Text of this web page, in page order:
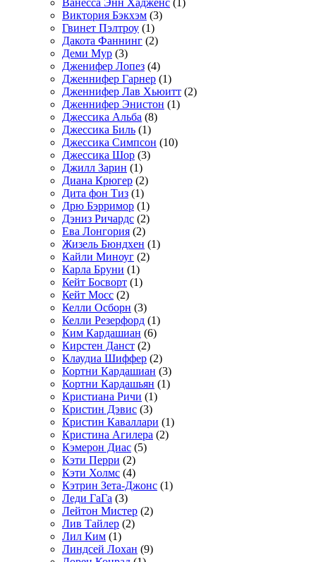
Ванесса Энн Хадженс (1)
Виктория Бэкхэм (3)
Гвинет Пэлтроу (1)
Дакота Фаннинг (2)
Деми Мур (3)
Дженифер Лопез (4)
Дженнифер Гарнер (1)
Дженнифер Лав Хьюитт (2)
Дженнифер Энистон (1)
Джессика Альба (8)
Джессика Биль (1)
Джессика Симпсон (10)
Джессика Шор (3)
Джилл Зарин (1)
Диана Крюгер (2)
Дита фон Тиз (1)
Дрю Бэрримор (1)
Дэниз Ричардс (2)
Ева Лонгория (2)
Жизель Бюндхен (1)
Кайли Миноуг (2)
Карла Бруни (1)
Кейт Босворт (1)
Кейт Мосс (2)
Келли Осборн (3)
Келли Резерфорд (1)
Ким Кардашиан (6)
Кирстен Данст (2)
Клаудиа Шиффер (2)
Кортни Кардашиан (3)
Кортни Кардашьян (1)
Кристиана Ричи (1)
Кристин Дэвис (3)
Кристин Каваллари (1)
Кристина Агилера (2)
Кэмерон Диас (5)
Кэти Перри (2)
Кэти Холмс (4)
Кэтрин Зета-Джонс (1)
Леди ГаГа (3)
Лейтон Мистер (2)
Лив Тайлер (2)
Лил Ким (1)
Линдсей Лохан (9)